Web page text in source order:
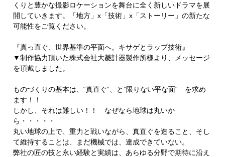
くりと豊かな撮影ロケーションを舞台に全く新しいドラマを展
開していきます。「地方」x「技術」x「ストーリー」の新たな
可能性をご覧ください。
『真っ直ぐ、世界基準の平面へ。キサゲとラップ技術』
▼制作協力頂いた株式会社大菱計器製作所様より、メッセージ
を頂戴しました。
ものづくりの基本は、“真直ぐ“、と”限りない平な面“ を求め
ます！！
しかし、それは難しい！！ なぜなら地球は丸いか
ら・・・・・
丸い地球の上で、重力と戦いながら、真直ぐを造ること、そし
て維持することは、まだ機械では、達成できていない。
弊社の匠の技と永い経験と実績は、あらゆる分野で期待に沿え